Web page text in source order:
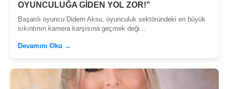
OYUNCULUĞA GİDEN YOL ZOR!"
Başarılı oyuncu Didem Aksu, oyunculuk sektöründeki en büyük
sıkıntının kamera karşısına geçmek deği...
Devamını Oku →